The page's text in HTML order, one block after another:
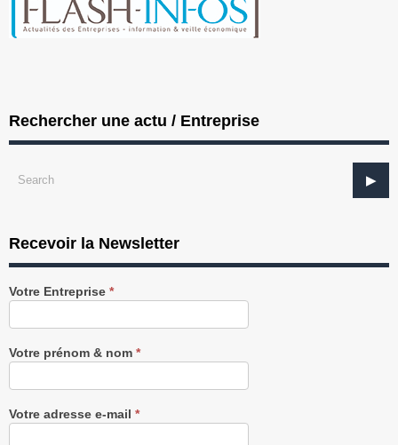
Rechercher une actu / Entreprise
Recevoir la Newsletter
Recevez
notre
gratuitement
Votre Entreprise *
Votre prénom & nom *
Votre adresse e-mail *